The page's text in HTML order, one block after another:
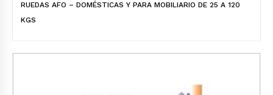
RUEDAS AFO – DOMÉSTICAS Y PARA MOBILIARIO DE 25 A 120
KGS